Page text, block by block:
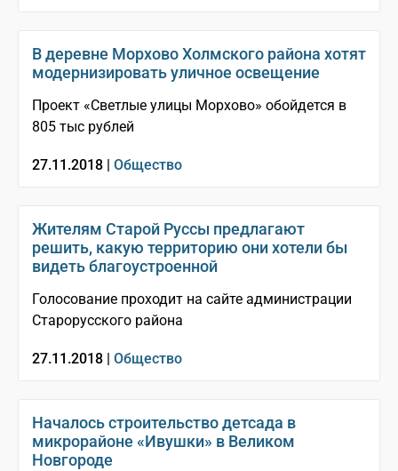
В деревне Морхово Холмского района хотят
модернизировать уличное освещение
Проект «Светлые улицы Морхово» обойдется в
805 тыс рублей
27.11.2018 | Общество
Жителям Старой Руссы предлагают
решить, какую территорию они хотели бы
видеть благоустроенной
Голосование проходит на сайте администрации
Старорусского района
27.11.2018 | Общество
Началось строительство детсада в
микрорайоне «Ивушки» в Великом
Новгороде